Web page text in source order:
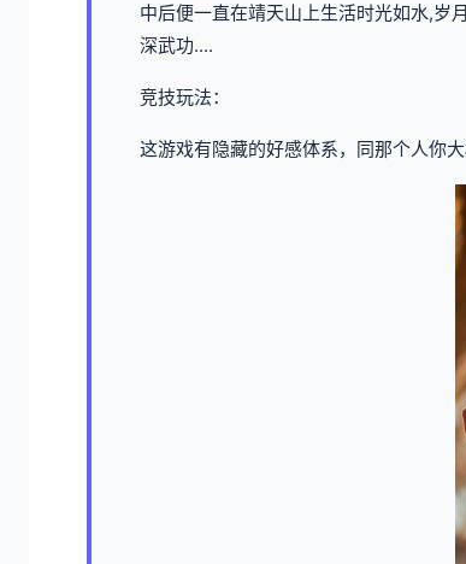
中后便一直在靖天山上生活时光如水,岁
深武功....
竞技玩法：
这游戏有隐藏的好感体系，同那个人你